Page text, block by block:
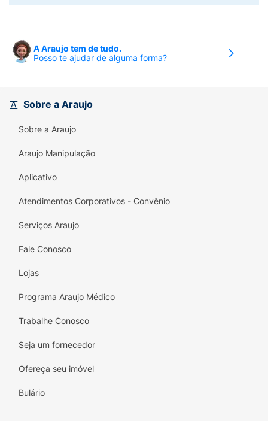
A Araujo tem de tudo.
Posso te ajudar de alguma forma?
Sobre a Araujo
Sobre a Araujo
Araujo Manipulação
Aplicativo
Atendimentos Corporativos - Convênio
Serviços Araujo
Fale Conosco
Lojas
Programa Araujo Médico
Trabalhe Conosco
Seja um fornecedor
Ofereça seu imóvel
Bulário